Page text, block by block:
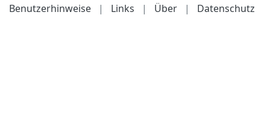
Benutzerhinweise
| Links | Über | Datenschutz